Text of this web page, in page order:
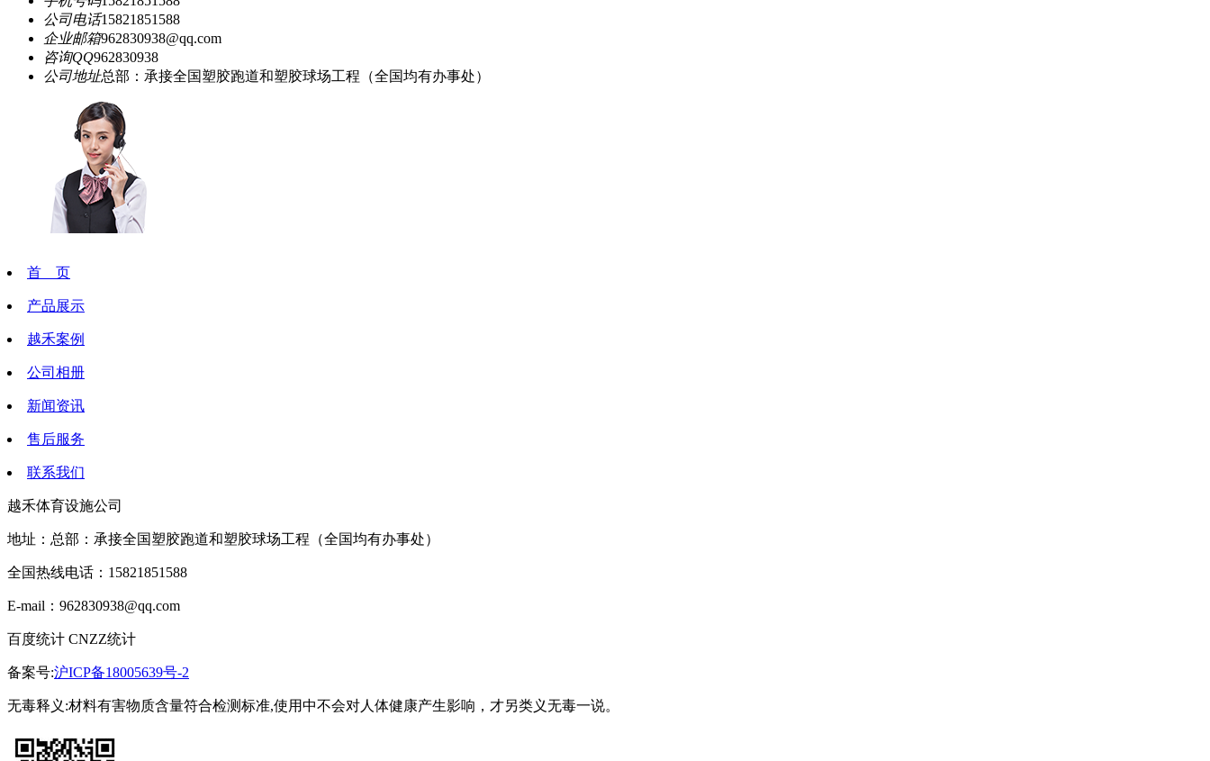
公司电话15821851588
企业邮箱962830938@qq.com
咨询QQ962830938
公司地址总部：承接全国塑胶跑道和塑胶球场工程（全国均有办事处）
首 页
产品展示
越禾案例
公司相册
新闻资讯
售后服务
联系我们
越禾体育设施公司
地址：总部：承接全国塑胶跑道和塑胶球场工程（全国均有办事处）
全国热线电话：15821851588
E-mail：962830938@qq.com
百度统计 CNZZ统计
备案号:沪ICP备18005639号-2
无毒释义:材料有害物质含量符合检测标准,使用中不会对人体健康产生影响，才另类义无毒一说。